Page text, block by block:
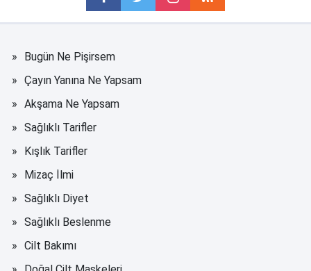
Bugün Ne Pişirsem
Çayın Yanına Ne Yapsam
Akşama Ne Yapsam
Sağlıklı Tarifler
Kışlık Tarifler
Mizaç İlmi
Sağlıklı Diyet
Sağlıklı Beslenme
Cilt Bakımı